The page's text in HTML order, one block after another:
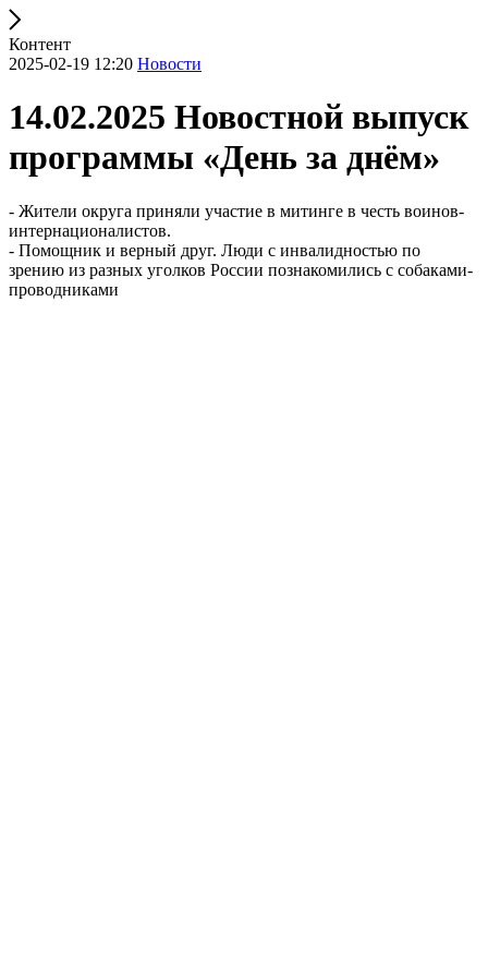
Контент
2025-02-19 12:20 Новости
14.02.2025 Новостной выпуск
программы «День за днём»
- Жители округа приняли участие в митинге в честь воинов-
интернационалистов.
- Помощник и верный друг. Люди с инвалидностью по
зрению из разных уголков России познакомились с собаками-
проводниками